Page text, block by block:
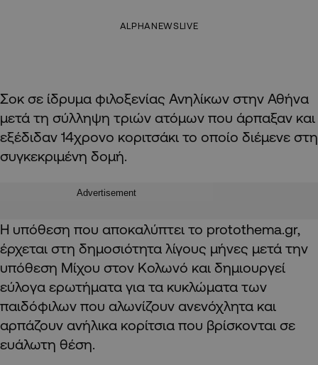
ALPHANEWSLIVE
Σοκ σε ίδρυμα φιλοξενίας Ανηλίκων στην Αθήνα
μετά τη σύλληψη τριών ατόμων που άρπαξαν και
εξέδιδαν 14χρονο κοριτσάκι το οποίο διέμενε στη
συγκεκριμένη δομή.
Advertisement
Η υπόθεση που αποκαλύπτει το protothema.gr,
έρχεται στη δημοσιότητα λίγους μήνες μετά την
υπόθεση Μίχου στον Κολωνό και δημιουργεί
εύλογα ερωτήματα για τα κυκλώματα των
παιδόφιλων που αλωνίζουν ανενόχλητα και
αρπάζουν ανήλικα κορίτσια που βρίσκονται σε
ευάλωτη θέση.